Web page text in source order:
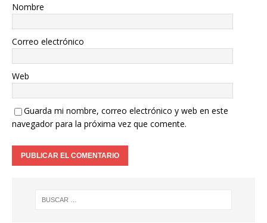
Nombre
Correo electrónico
Web
Guarda mi nombre, correo electrónico y web en este
navegador para la próxima vez que comente.